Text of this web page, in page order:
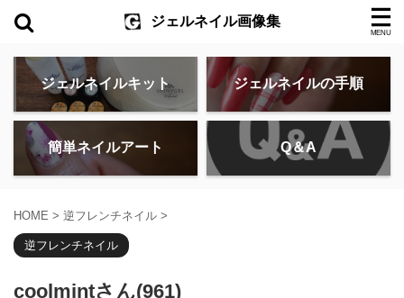
ジェルネイル画像集
ジェルネイルキット ジェルネイルの手順
簡単ネイルアート Q＆A
HOME > 逆フレンチネイル >
逆フレンチネイル
coolmintさん(961)